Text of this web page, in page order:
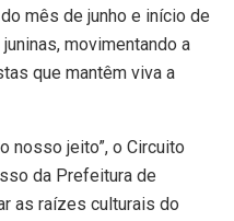
mês de junho e início de
movimentando a
que mantêm viva a
nosso jeito”, o Circuito
da Prefeitura de
as raízes culturais do